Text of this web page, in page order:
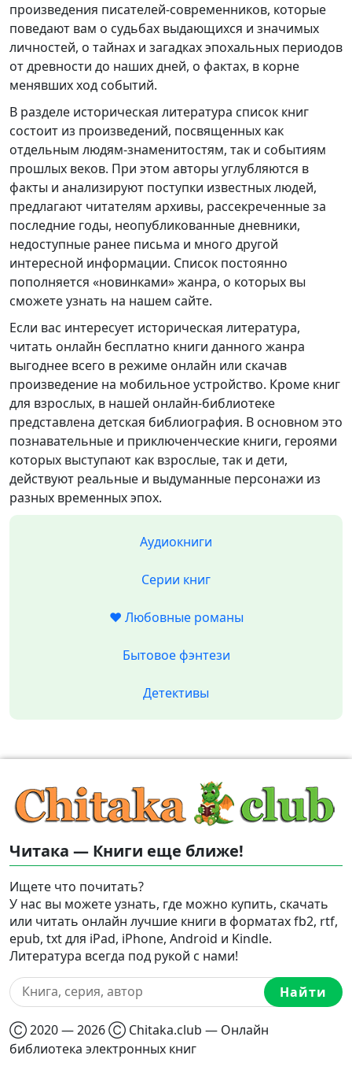
произведения писателей-современников, которые
поведают вам о судьбах выдающихся и значимых
личностей, о тайнах и загадках эпохальных периодов
от древности до наших дней, о фактах, в корне
менявших ход событий.
В разделе историческая литература список книг
состоит из произведений, посвященных как
отдельным людям-знаменитостям, так и событиям
прошлых веков. При этом авторы углубляются в
факты и анализируют поступки известных людей,
предлагают читателям архивы, рассекреченные за
последние годы, неопубликованные дневники,
недоступные ранее письма и много другой
интересной информации. Список постоянно
пополняется «новинками» жанра, о которых вы
сможете узнать на нашем сайте.
Если вас интересует историческая литература,
читать онлайн бесплатно книги данного жанра
выгоднее всего в режиме онлайн или скачав
произведение на мобильное устройство. Кроме книг
для взрослых, в нашей онлайн-библиотеке
представлена детская библиография. В основном это
познавательные и приключенческие книги, героями
которых выступают как взрослые, так и дети,
действуют реальные и выдуманные персонажи из
разных временных эпох.
Аудиокниги
Серии книг
❤️ Любовные романы
Бытовое фэнтези
Детективы
Читака — Книги еще ближе!
Ищете что почитать?
У нас вы можете узнать, где можно купить, скачать
или читать онлайн лучшие книги в форматах fb2, rtf,
epub, txt для iPad, iPhone, Android и Kindle.
Литература всегда под рукой с нами!
Найти
Ⓒ 2020 — 2026 Ⓒ Chitaka.club — Онлайн
библиотека электронных книг